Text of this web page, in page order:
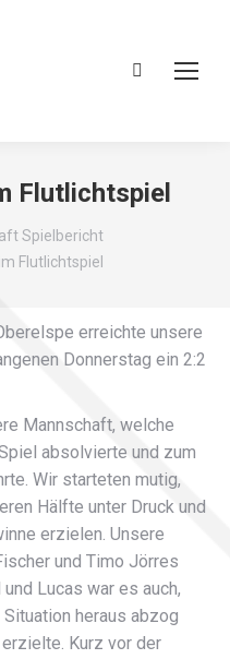
Search:
Flutlichtspiel
Spielbericht
Flutlichtspiel
erreichte unsere
Donnerstag ein 2:2
Mannschaft, welche
absolvierte und zum
Wir starteten mutig,
Hälfte unter Druck und
erzielen. Unsere
und Timo Jörres
Lucas war es auch,
heraus abzog
Kurz vor der